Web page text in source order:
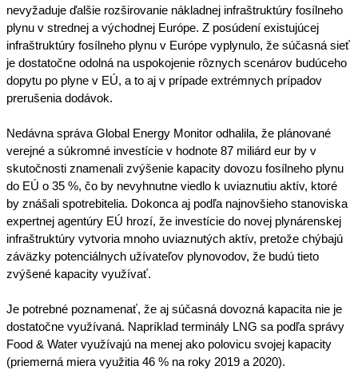
nevyžaduje ďalšie rozširovanie nákladnej infraštruktúry fosílneho
plynu v strednej a východnej Európe. Z posúdení existujúcej
infraštruktúry fosílneho plynu v Európe vyplynulo, že súčasná sieť
je dostatočne odolná na uspokojenie rôznych scenárov budúceho
dopytu po plyne v EÚ, a to aj v prípade extrémnych prípadov
prerušenia dodávok.
Nedávna správa Global Energy Monitor odhalila, že plánované
verejné a súkromné investície v hodnote 87 miliárd eur by v
skutočnosti znamenali zvýšenie kapacity dovozu fosílneho plynu
do EÚ o 35 %, čo by nevyhnutne viedlo k uviaznutiu aktív, ktoré
by znášali spotrebitelia. Dokonca aj podľa najnovšieho stanoviska
expertnej agentúry EÚ hrozí, že investície do novej plynárenskej
infraštruktúry vytvoria mnoho uviaznutých aktív, pretože chýbajú
záväzky potenciálnych užívateľov plynovodov, že budú tieto
zvýšené kapacity využívať.
Je potrebné poznamenať, že aj súčasná dovozná kapacita nie je
dostatočne využívaná. Napríklad terminály LNG sa podľa správy
Food & Water využívajú na menej ako polovicu svojej kapacity
(priemerná miera využitia 46 % na roky 2019 a 2020).